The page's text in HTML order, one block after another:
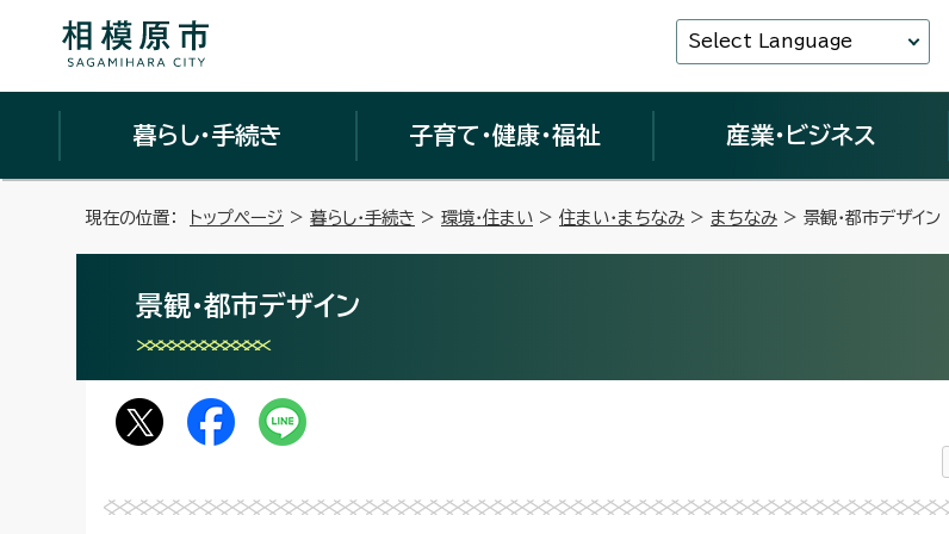
Select Language
暮らし・手続き 子育て・健康・福祉 産業・ビジネス
現在の位置： トップページ > 暮らし・手続き > 環境・住まい > 住まい・まちなみ > まちなみ > 景観・都市デザイン
景観・都市デザイン